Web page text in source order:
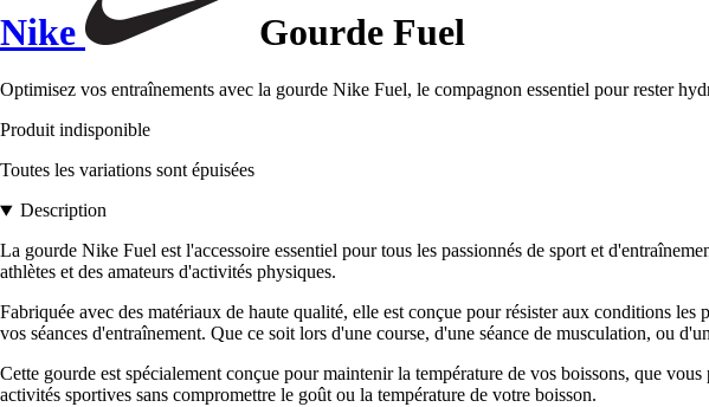
Nike Gourde Fuel
Optimisez vos entraînements avec la gourde Nike Fuel, le compagnon essentiel pour rester
Produit indisponible
Toutes les variations sont épuisées
Description
La gourde Nike Fuel est l'accessoire essentiel pour tous les passionnés de sport et
athlètes et des amateurs d'activités physiques.
Fabriquée avec des matériaux de haute qualité, elle est conçue pour résister aux conditions
vos séances d'entraînement. Que ce soit lors d'une course, d'une séance de musculation, ou
Cette gourde est spécialement conçue pour maintenir la température de vos boissons, que
activités sportives sans compromettre le goût ou la température de votre boisson.